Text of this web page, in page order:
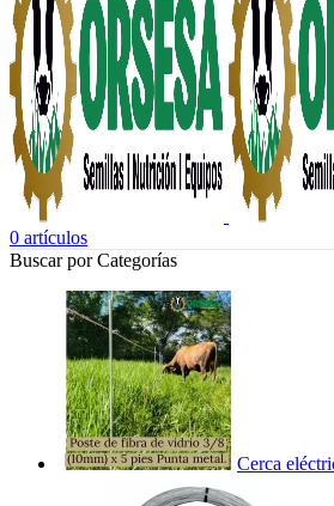
0 artículos
Buscar por Categorías
Cerca